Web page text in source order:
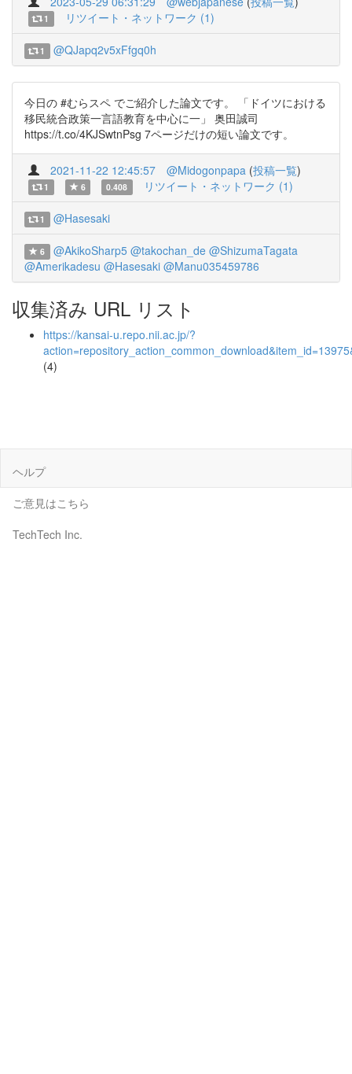
1 リツイート・ネットワーク (1)
1 @QJapq2v5xFfgq0h
今日の #むらスペ でご紹介した論文です。 「ドイツにおける
移民統合政策一言語教育を中心に一」 奥田誠司
https://t.co/4KJSwtnPsg 7ページだけの短い論文です。
2021-11-22 12:45:57 @Midogonpapa (投稿一覧)
1 6 0.408 リツイート・ネットワーク (1)
1 @Hasesaki
6 @AkikoSharp5 @takochan_de @ShizumaTagata
@Amerikadesu @Hasesaki @Manu035459786
収集済み URL リスト
https://kansai-u.repo.nii.ac.jp/?
(4)
ヘルプ
ご意見はこちら
TechTech Inc.